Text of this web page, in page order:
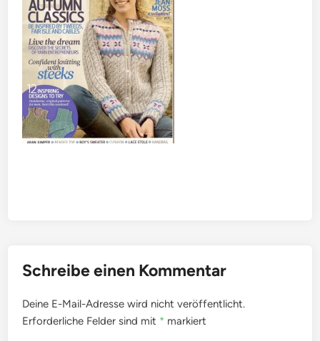
Schreibe einen Kommentar
Deine E-Mail-Adresse wird nicht veröffentlicht.
Erforderliche Felder sind mit * markiert